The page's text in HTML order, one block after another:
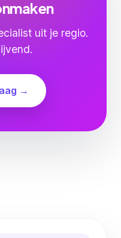
uit je regio.
→